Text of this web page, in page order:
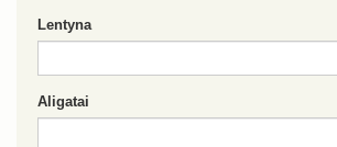
Lentyna
Aligatai